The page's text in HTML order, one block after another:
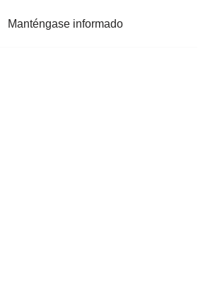
Manténgase informado